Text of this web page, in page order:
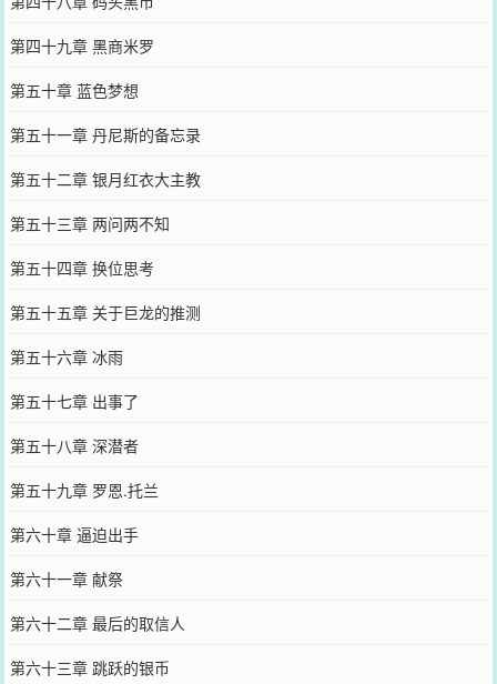
第四十九章 黑商米罗
第五十章 蓝色梦想
第五十一章 丹尼斯的备忘录
第五十二章 银月红衣大主教
第五十三章 两问两不知
第五十四章 换位思考
第五十五章 关于巨龙的推测
第五十六章 冰雨
第五十七章 出事了
第五十八章 深潜者
第五十九章 罗恩.托兰
第六十章 逼迫出手
第六十一章 献祭
第六十二章 最后的取信人
第六十三章 跳跃的银币